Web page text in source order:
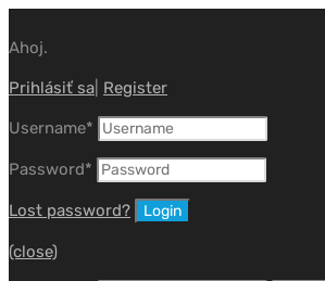
Ahoj.
Prihlásiť sa Register
Username*
Password*
Lost password?
(close)